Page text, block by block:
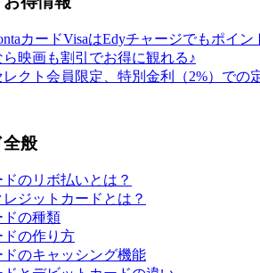
カードVisaはEdyチャージでもポイン
映画も割引でお得に観れる♪
クト会員限定、特別金利（2%）での
全般
のリボ払いとは？
ジットカードとは？
ドの種類
ドの作り方
のキャッシング機能